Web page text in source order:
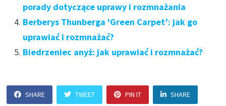
porady dotyczące uprawy i rozmnażania
Berberys Thunberga 'Green Carpet’: jak go
uprawiać i rozmnażać?
Biedrzeniec anyż: jak uprawiać i rozmnażać?
SHARE TWEET PIN IT SHARE